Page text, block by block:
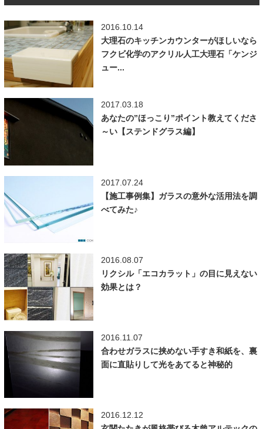
2016.10.14
大理石のキッチンカウンターがほしいなら
フクビ化学のアクリル人工大理石「ケンジ
ュー...
2017.03.18
あなたの”ほっこり”ポイント教えてくださ
～い【ステンドグラス編】
2017.07.24
【施工事例集】ガラスの意外な活用法を調
べてみた♪
2016.08.07
リクシル「エコカラット」の目に見えない
効果とは？
2016.11.07
合わせガラスに挟めない手すき和紙を、裏
面に直貼りして光をあてると神秘的
2016.12.12